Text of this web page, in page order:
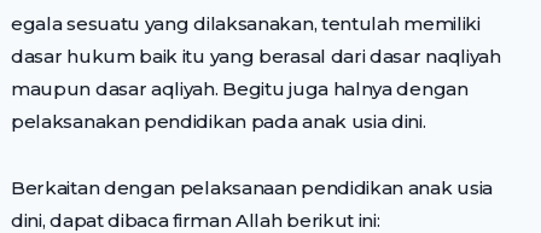
egala sesuatu yang dilaksanakan, tentulah memiliki
dasar hukum baik itu yang berasal dari dasar naqliyah
maupun dasar aqliyah. Begitu juga halnya dengan
pelaksanakan pendidikan pada anak usia dini.
Berkaitan dengan pelaksanaan pendidikan anak usia
dini, dapat dibaca firman Allah berikut ini: